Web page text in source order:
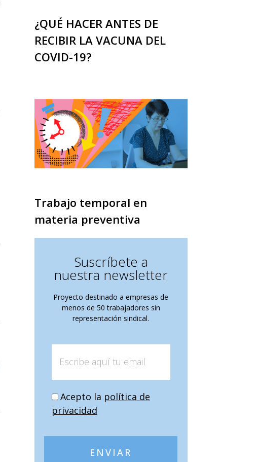
¿QUÉ HACER ANTES DE
RECIBIR LA VACUNA DEL
COVID-19?
Trabajo temporal en
materia preventiva
Suscríbete a
nuestra newsletter
Proyecto destinado a empresas de
menos de 50 trabajadores sin
representación sindical.
Acepto la política de
privacidad
ENVIAR